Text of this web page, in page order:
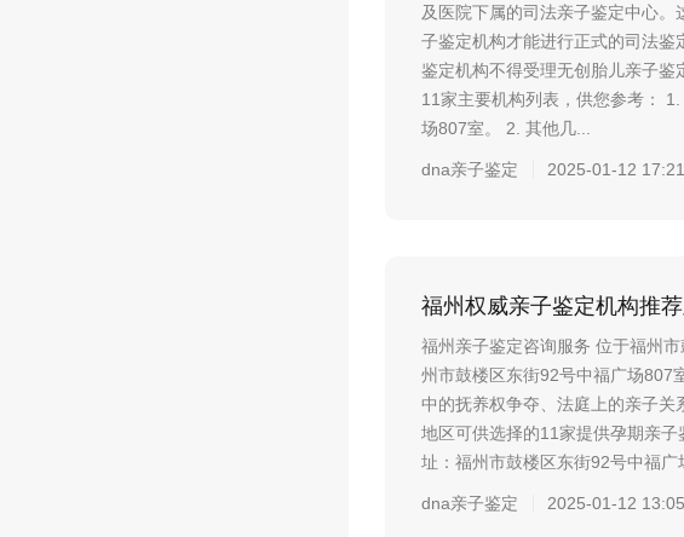
及医院下属的司法亲子鉴定中心
子鉴定机构才能进行正式的司法
鉴定机构不得受理无创胎儿亲子
11家主要机构列表，供您参考：
场807室。 2. 其他几...
dna亲子鉴定 2025-01-12
福州权威亲子鉴定机构推
福州亲子鉴定咨询服务 位于福州
州市鼓楼区东街92号中福广场807
中的抚养权争夺、法庭上的亲子关
地区可供选择的11家提供孕期亲
址：福州市鼓楼区东街92号中福
dna亲子鉴定 2025-01-12